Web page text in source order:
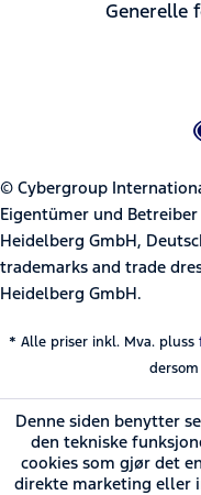
Generelle
© Cybergroup
Eigentümer und
Heidelberg GmbH,
trademarks and trade
Heidelberg GmbH.
* Alle priser inkl. Mva. pluss
Denne siden benytter
den tekniske
cookies som gjør det
direkte marketing eller